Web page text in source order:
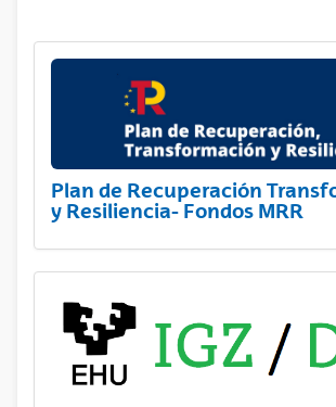
Plan de Recuperación
y Resiliencia- Fondos MRR